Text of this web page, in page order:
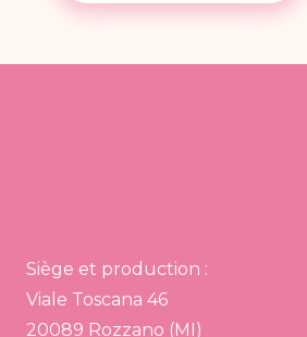
Siège et production :
Viale Toscana 46
20089 Rozzano (MI)